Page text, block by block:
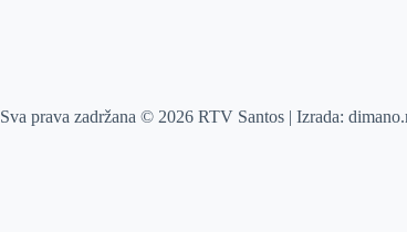
Sva prava zadržana © 2026 RTV Santos | Izrada: